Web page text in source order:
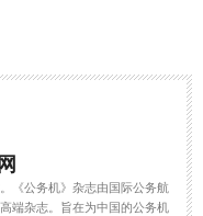
《公务机》杂志由国际公务航
端杂志。旨在为中国的公务机